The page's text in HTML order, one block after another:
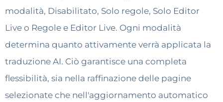
modalità, Disabilitato, Solo regole, Solo Editor
Live o Regole e Editor Live. Ogni modalità
determina quanto attivamente verrà applicata la
traduzione AI. Ciò garantisce una completa
flessibilità, sia nella raffinazione delle pagine
selezionate che nell'aggiornamento automatico